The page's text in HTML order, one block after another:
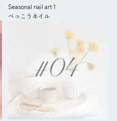
Seasonal nail art 1
べっこうネイル